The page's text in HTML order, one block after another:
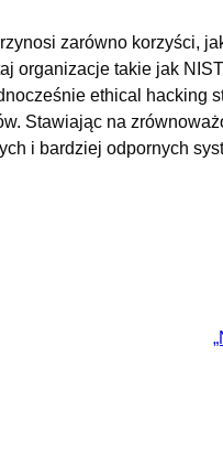
zarówno korzyści,
organizacje takie jak
ethical hacking
Stawiając na
i bardziej odpornych